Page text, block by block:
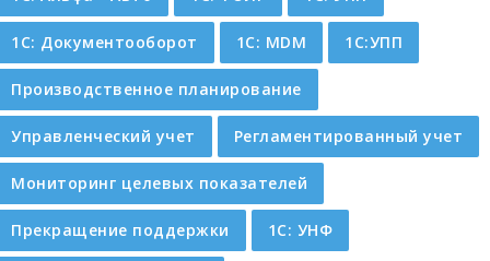
1С: Документооборот 1С: MDM 1С:УПП
Производственное планирование
Управленческий учет Регламентированный учет
Мониторинг целевых показателей
Прекращение поддержки 1C: УНФ